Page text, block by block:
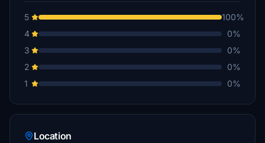
5
100%
4
0%
3
0%
2
0%
1
0%
Location